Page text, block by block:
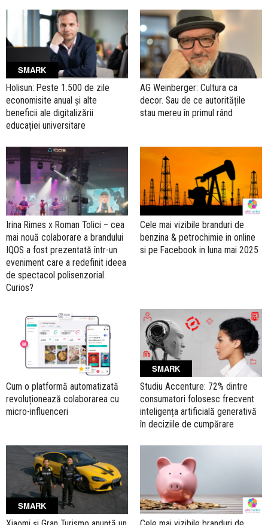
SMARK
Holisun: Peste 1.500 de zile
economisite anual și alte
beneficii ale digitalizării
educației universitare
AG Weinberger: Cultura ca
decor. Sau de ce autoritățile
stau mereu în primul rând
Irina Rimes x Roman Tolici – cea
mai nouă colaborare a brandului
IQOS a fost prezentată într-un
eveniment care a redefinit ideea
de spectacol polisenzorial.
Curios?
Cele mai vizibile branduri de
benzina & petrochimie in online
si pe Facebook in luna mai 2025
Cum o platformă automatizată
revoluționează colaborarea cu
micro-influenceri
SMARK
Studiu Accenture: 72% dintre
consumatori folosesc frecvent
inteligența artificială generativă
în deciziile de cumpărare
SMARK